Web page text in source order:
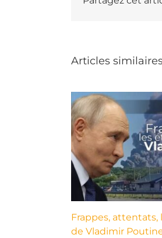
Articles
Frappes,
de Vladimir